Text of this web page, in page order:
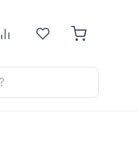
Porovnávání
Oblíbené